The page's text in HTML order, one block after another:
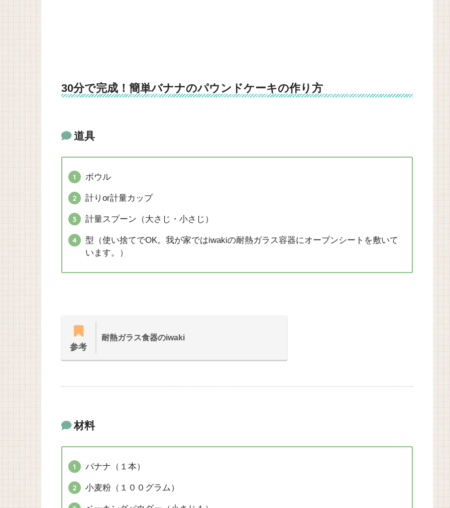
30分で完成！簡単バナナのパウンドケーキの作り方
道具
ボウル
計りor計量カップ
計量スプーン（大さじ・小さじ）
型（使い捨てでOK。我が家ではiwakiの耐熱ガラス容器にオーブンシートを敷いて
います。）
参考
耐熱ガラス食器のiwaki
材料
バナナ（１本）
小麦粉（１００グラム）